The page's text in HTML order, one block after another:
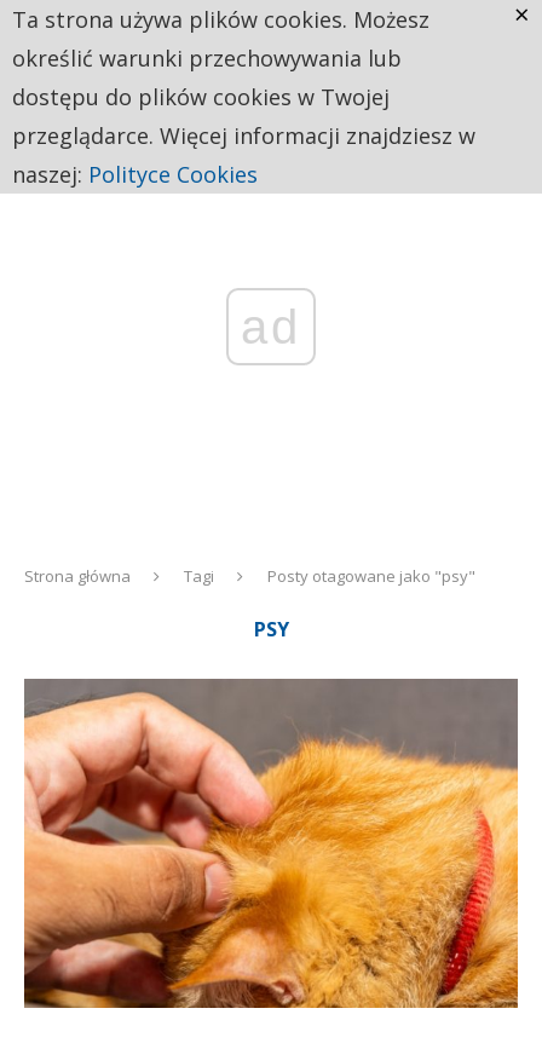
ad
Strona główna Tagi Posty otagowane jako "psy"
PSY
Ta strona używa plików cookies. Możesz
określić warunki przechowywania lub
dostępu do plików cookies w Twojej
przeglądarce. Więcej informacji znajdziesz w
naszej: Polityce Cookies
×